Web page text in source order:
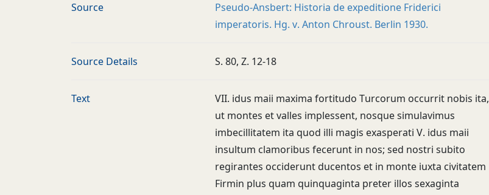
Source
Pseudo-Ansbert: Historia de expeditione Friderici
imperatoris. Hg. v. Anton Chroust. Berlin 1930.
Source Details S. 80, Z. 12-18
Text
VII. idus maii maxima fortitudo Turcorum occurrit nobis ita,
ut montes et valles implessent, nosque simulavimus
imbecillitatem ita quod illi magis exasperati V. idus maii
insultum clamoribus fecerunt in nos; sed nostri subito
regirantes occiderunt ducentos et in monte iuxta civitatem
Firmin plus quam quinquaginta preter illos sexaginta